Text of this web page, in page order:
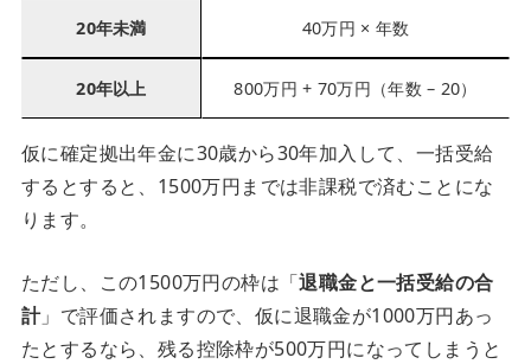
20年未満 40万円 × 年数
20年以上 800万円 + 70万円（年数 – 20）
仮に確定拠出年金に30歳から30年加入して、一括受給
するとすると、1500万円までは非課税で済むことにな
ります。
ただし、この1500万円の枠は「退職金と一括受給の合
計」で評価されますので、仮に退職金が1000万円あっ
たとするなら、残る控除枠が500万円になってしまうと